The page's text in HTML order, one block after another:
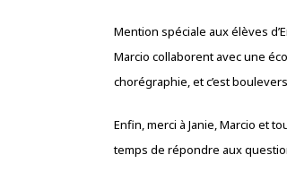
Mention spéciale aux élèves
Marcio collaborent avec une
chorégraphie, et c’est
Enfin, merci à Janie, Marcio et
temps de répondre aux